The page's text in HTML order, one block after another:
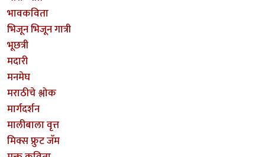
भावकविता
भिजून भिजून गात्री
भूछत्री
मदारी
मनमेघ
मराठीचे श्लोक
मार्गदर्शन
मालीबाला वृत्त
मिक्स फ्रुट जॅम